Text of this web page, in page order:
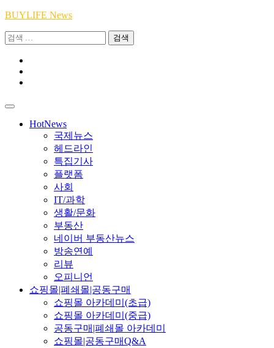
Skip
content
BUYLIFE News
검
HotNews
국제뉴스
헤드라인
특집기사
플랫폼
사회
IT/과학
생활/문화
부동산
네이버 부동산뉴스
방송연예
리뷰
오피니언
쇼핑몰|폐쇄몰|공동구매
쇼핑몰 아카데미(초급)
쇼핑몰 아카데미(중급)
공동구매|폐쇄몰 아카데미
쇼핑몰|공동구매Q&A